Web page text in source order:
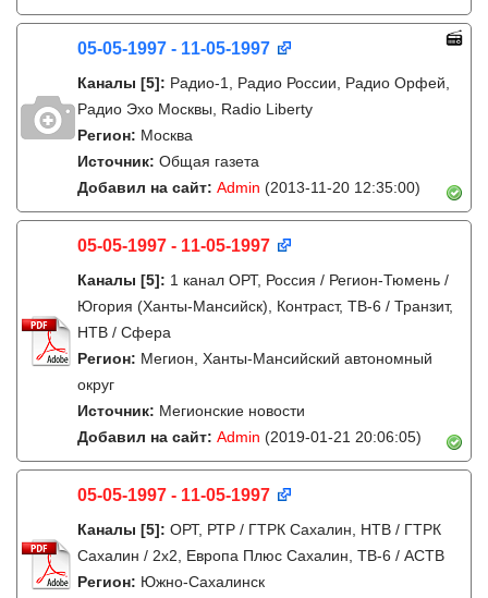
05-05-1997 - 11-05-1997
Каналы [5]: Радио-1, Радио России, Радио Орфей,
Радио Эхо Москвы, Radio Liberty
Регион: Москва
Источник: Общая газета
Добавил на сайт: Admin (2013-11-20 12:35:00)
05-05-1997 - 11-05-1997
Каналы [5]: 1 канал ОРТ, Россия / Регион-Тюмень /
Югория (Ханты-Мансийск), Контраст, ТВ-6 / Транзит,
НТВ / Сфера
Регион: Мегион, Ханты-Мансийский автономный
округ
Источник: Мегионские новости
Добавил на сайт: Admin (2019-01-21 20:06:05)
05-05-1997 - 11-05-1997
Каналы [5]: ОРТ, РТР / ГТРК Сахалин, НТВ / ГТРК
Сахалин / 2х2, Европа Плюс Сахалин, ТВ-6 / АСТВ
Регион: Южно-Сахалинск